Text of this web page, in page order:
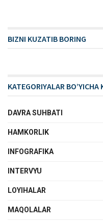
BIZNI KUZATIB BORING
KATEGORIYALAR BO’YICHA
DAVRA SUHBATI
HAMKORLIK
INFOGRAFIKA
INTERVYU
LOYIHALAR
MAQOLALAR